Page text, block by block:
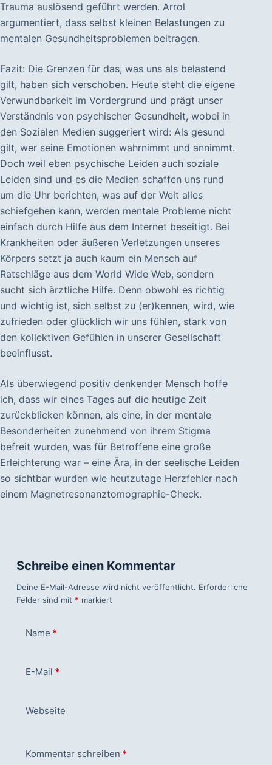
Trauma auslösend geführt werden. Arrol
argumentiert, dass selbst kleinen Belastungen zu
mentalen Gesundheitsproblemen beitragen.
Fazit: Die Grenzen für das, was uns als belastend
gilt, haben sich verschoben. Heute steht die eigene
Verwundbarkeit im Vordergrund und prägt unser
Verständnis von psychischer Gesundheit, wobei in
den Sozialen Medien suggeriert wird: Als gesund
gilt, wer seine Emotionen wahrnimmt und annimmt.
Doch weil eben psychische Leiden auch soziale
Leiden sind und es die Medien schaffen uns rund
um die Uhr berichten, was auf der Welt alles
schiefgehen kann, werden mentale Probleme nicht
einfach durch Hilfe aus dem Internet beseitigt. Bei
Krankheiten oder äußeren Verletzungen unseres
Körpers setzt ja auch kaum ein Mensch auf
Ratschläge aus dem World Wide Web, sondern
sucht sich ärztliche Hilfe. Denn obwohl es richtig
und wichtig ist, sich selbst zu (er)kennen, wird, wie
zufrieden oder glücklich wir uns fühlen, stark von
den kollektiven Gefühlen in unserer Gesellschaft
beeinflusst.
Als überwiegend positiv denkender Mensch hoffe
ich, dass wir eines Tages auf die heutige Zeit
zurückblicken können, als eine, in der mentale
Besonderheiten zunehmend von ihrem Stigma
befreit wurden, was für Betroffene eine große
Erleichterung war – eine Ära, in der seelische Leiden
so sichtbar wurden wie heutzutage Herzfehler nach
einem Magnetresonanztomographie-Check.
Schreibe einen Kommentar
Deine E-Mail-Adresse wird nicht veröffentlicht. Erforderliche
Felder sind mit * markiert
Name *
E-Mail *
Webseite
Kommentar schreiben *